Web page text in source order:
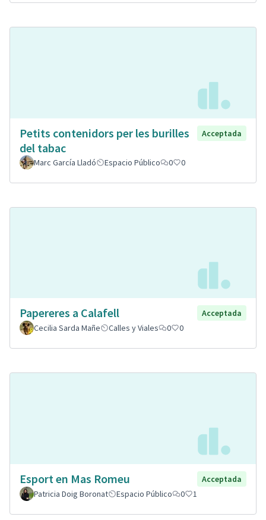
Petits contenidors per les burilles
del tabac
Acceptada
Marc García Lladó Espacio Público 0 0
Papereres a Calafell
Acceptada
Cecilia Sarda Mañe
Calles y Viales 0 0
Esport en Mas Romeu
Acceptada
Patricia Doig Boronat
Espacio Público 0 1